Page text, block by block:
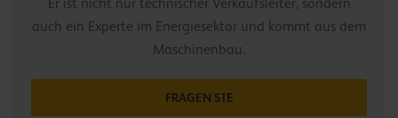
Er ist nicht nur technischer Verkaufsleiter, sondern
auch ein Experte im Energiesektor und kommt aus dem
Maschinenbau.
FRAGEN SIE